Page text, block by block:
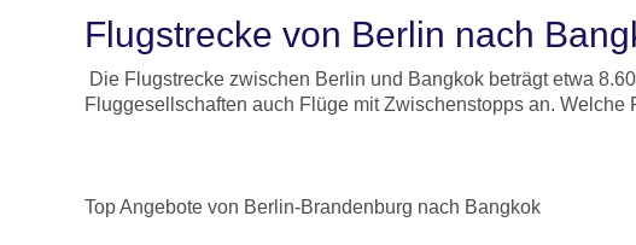
Flugstrecke von Berlin nach
Die Flugstrecke zwischen Berlin und Bangkok beträgt etwa
Fluggesellschaften auch Flüge mit Zwischenstopps an.
Top Angebote von Berlin-Brandenburg nach Bangkok